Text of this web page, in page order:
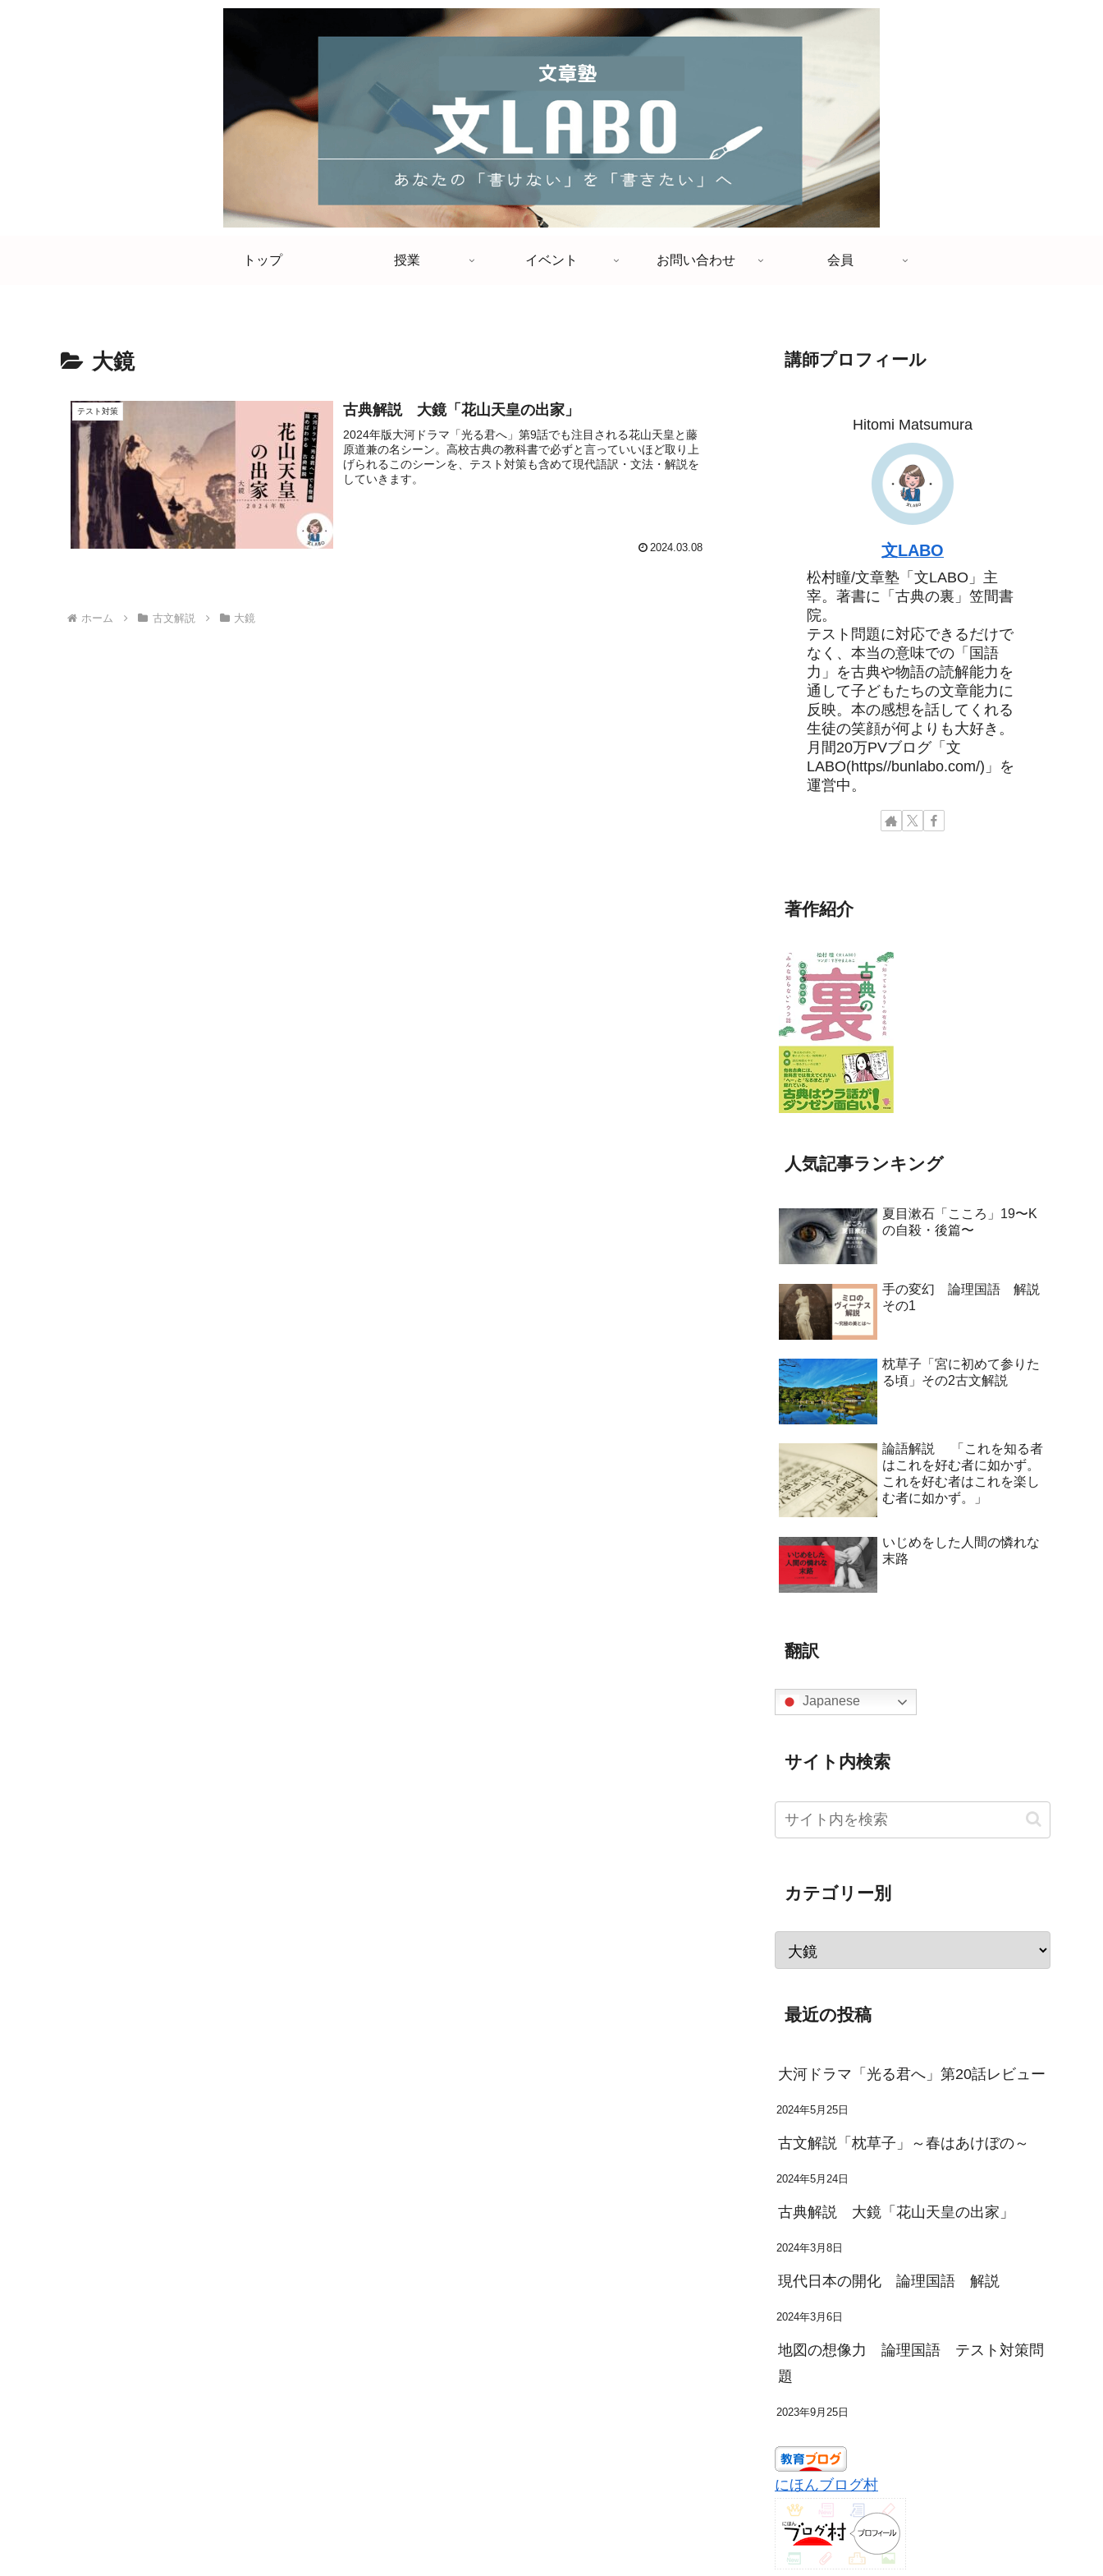
トップ 授業 イベント お問い合わせ 会員
大鏡
テスト対策 古典解説 大鏡「花山天皇の出家」
2024年版大河ドラマ「光る君へ」第9話でも注目される花山天皇と藤
原道兼の名シーン。高校古典の教科書で必ずと言っていいほど取り上
げられるこのシーンを、テスト対策も含めて現代語訳・文法・解説を
していきます。
2024.03.08
ホーム 古文解説 大鏡
講師プロフィール
Hitomi Matsumura
文LABO
松村瞳/文章塾「文LABO」主
宰。著書に「古典の裏」笠間書
院。
テスト問題に対応できるだけで
なく、本当の意味での「国語
力」を古典や物語の読解能力を
通して子どもたちの文章能力に
反映。本の感想を話してくれる
生徒の笑顔が何よりも大好き。
月間20万PVブログ「文
LABO(https//bunlabo.com/)」を
運営中。
著作紹介
人気記事ランキング
夏目漱石「こころ」19〜K
の自殺・後篇〜
手の変幻 論理国語 解説
その1
枕草子「宮に初めて参りた
る頃」その2古文解説
論語解説 「これを知る者
はこれを好む者に如かず。
これを好む者はこれを楽し
む者に如かず。」
いじめをした人間の憐れな
末路
翻訳
Japanese
サイト内検索
カテゴリー別
最近の投稿
大河ドラマ「光る君へ」第20話レビュー
2024年5月25日
古文解説「枕草子」～春はあけぼの～
2024年5月24日
古典解説 大鏡「花山天皇の出家」
2024年3月8日
現代日本の開化 論理国語 解説
2024年3月6日
地図の想像力 論理国語 テスト対策問
題
2023年9月25日
にほんブログ村